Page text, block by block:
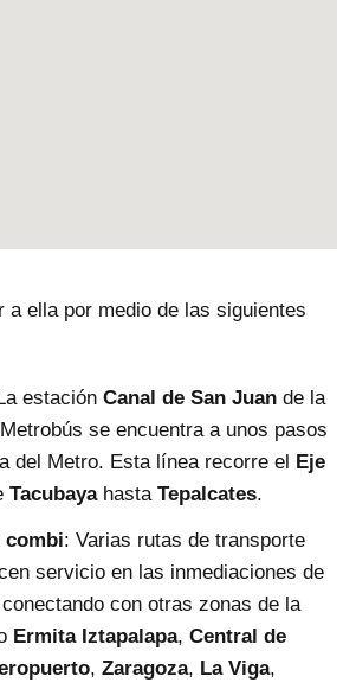
a ella por medio de las siguientes
estación Canal de San Juan de la
se encuentra a unos pasos
del Metro. Esta línea recorre el Eje
Tacubayahasta Tepalcates.
combi: Varias rutas de transporte
servicio en las inmediaciones de
con otras zonas de la
Ermita Iztapalapa, Central de
, Zaragoza, La Viga,